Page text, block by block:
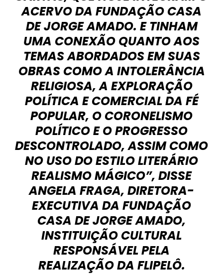
ACERVO DA FUNDAÇÃO CASA
DE JORGE AMADO. E TINHAM
UMA CONEXÃO QUANTO AOS
TEMAS ABORDADOS EM SUAS
OBRAS COMO A INTOLERÂNCIA
RELIGIOSA, A EXPLORAÇÃO
POLÍTICA E COMERCIAL DA FÉ
POPULAR, O CORONELISMO
POLÍTICO E O PROGRESSO
DESCONTROLADO, ASSIM COMO
NO USO DO ESTILO LITERÁRIO
REALISMO MÁGICO”, DISSE
ANGELA FRAGA, DIRETORA-
EXECUTIVA DA FUNDAÇÃO
CASA DE JORGE AMADO,
INSTITUIÇÃO CULTURAL
RESPONSÁVEL PELA
REALIZAÇÃO DA FLIPELÔ.